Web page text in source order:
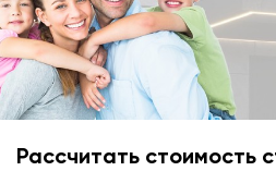
Рассчитать стоимость